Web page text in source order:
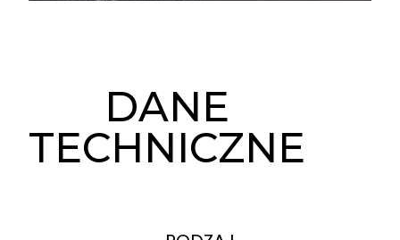
DANE
TECHNICZNE